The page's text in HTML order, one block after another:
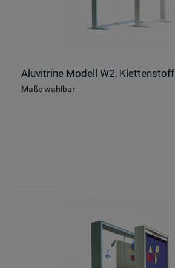
Aluvitrine Modell W2, Klettenstoff
Maße wählbar